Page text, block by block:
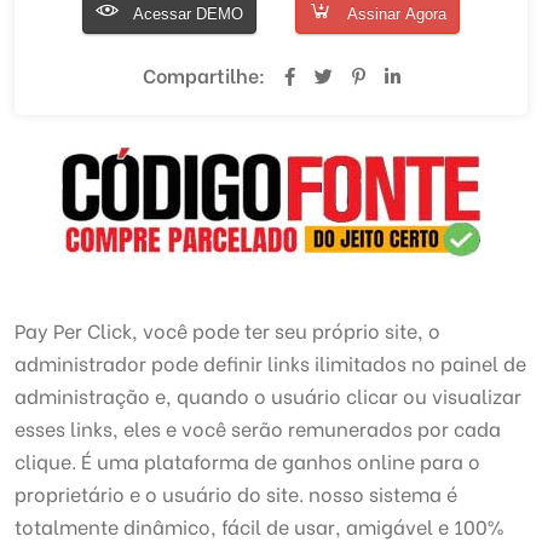
Acessar DEMO Assinar Agora
Compartilhe:
Pay Per Click, você pode ter seu próprio site, o
administrador pode definir links ilimitados no painel de
administração e, quando o usuário clicar ou visualizar
esses links, eles e você serão remunerados por cada
clique. É uma plataforma de ganhos online para o
proprietário e o usuário do site. nosso sistema é
totalmente dinâmico, fácil de usar, amigável e 100%